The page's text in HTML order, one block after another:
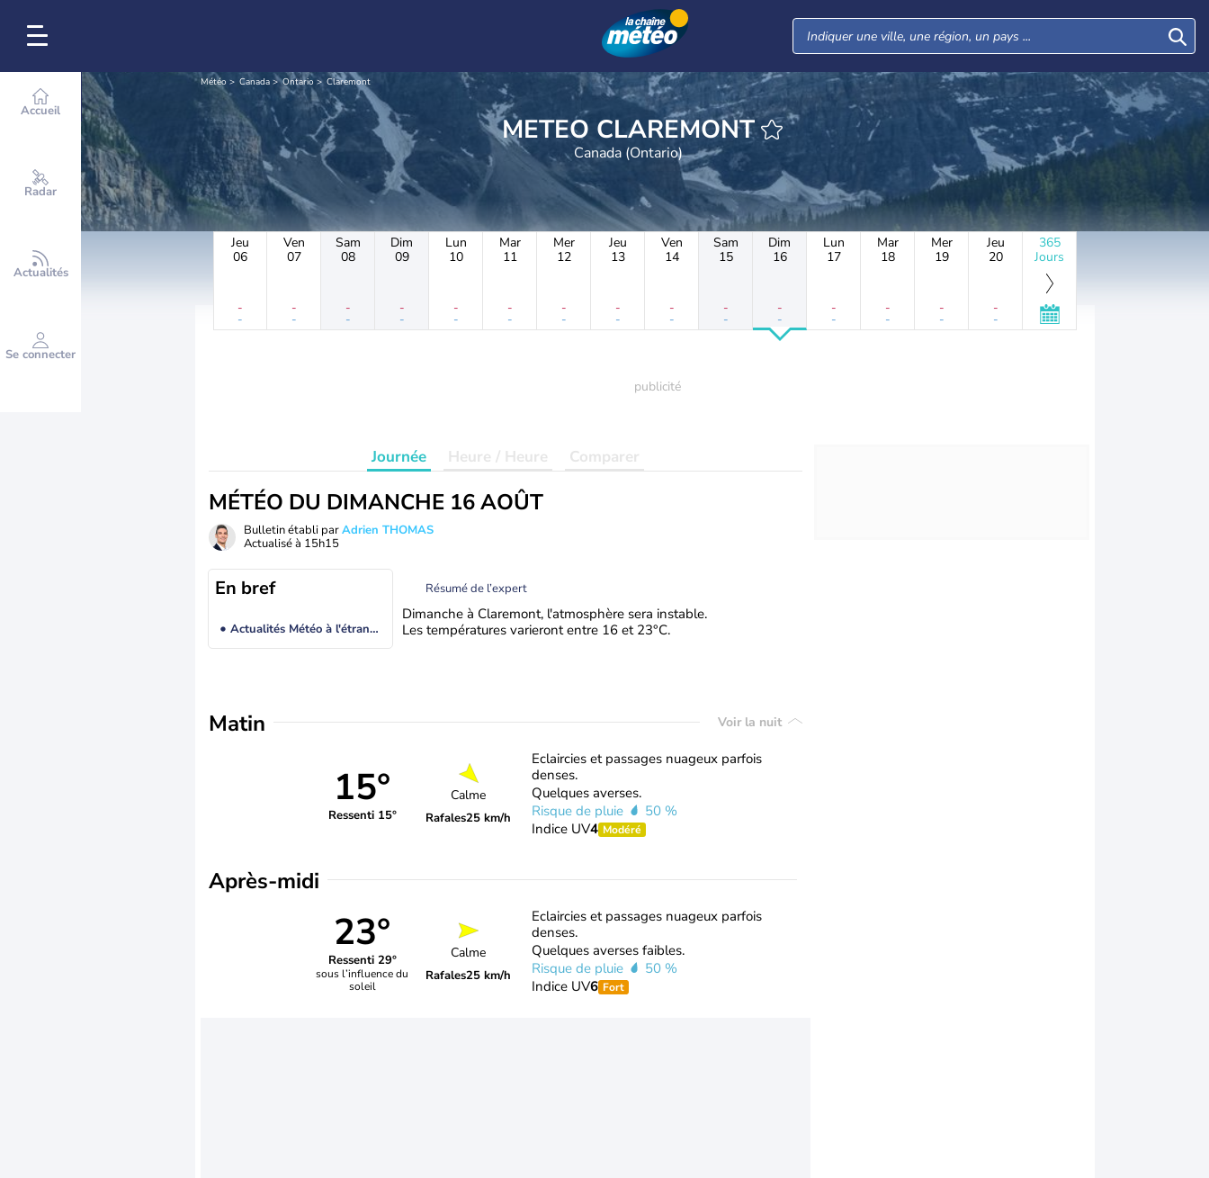
Accueil
Radar
Actualités
Se connecter
Météo Canada Ontario Claremont
METEO CLAREMONT
Canada (Ontario)
Jeu
06
-
-
Ven
07
-
-
Sam
08
-
-
Dim
09
-
-
Lun
10
-
-
Mar
11
-
-
Mer
12
-
-
Jeu
13
-
-
Ven
14
-
-
Sam
15
-
-
Dim
16
-
-
Lun
17
-
-
Mar
18
-
-
Mer
19
-
-
Jeu
20
-
-
365
Jours
Journée Heure / Heure Comparer
MÉTÉO DU DIMANCHE 16 AOÛT
Bulletin établi parAdrien THOMAS
Actualisé à 15h15
En bref
Actualités Météo à l'étranger
Résumé de l’expert
Dimanche à Claremont, l'atmosphère sera instable.
Les températures varieront entre 16 et 23°C.
Matin Voir la nuit
15°
Ressenti 15°
Calme
Rafales25 km/h
Eclaircies et passages nuageux parfois
denses.
Quelques averses.
Risque de pluie
50 %
Indice UV4 Modéré
Après-midi
23°
Ressenti 29°
sous l’influence du
soleil
Calme
Rafales25 km/h
Eclaircies et passages nuageux parfois
denses.
Quelques averses faibles.
Risque de pluie
50 %
Indice UV6 Fort